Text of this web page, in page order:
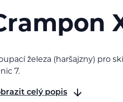
železa (haršajzny) pro
7.
celý popis